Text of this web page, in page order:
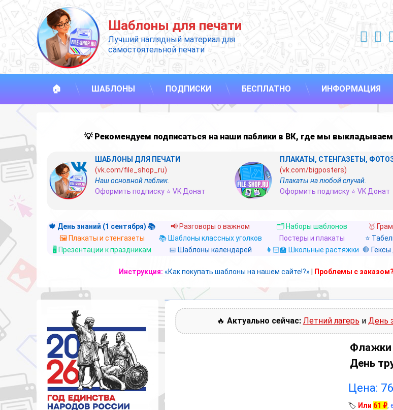
Перейти
к
содержимому
Шаблоны для печати
Лучший наглядный материал для
самостоятельной печати
🏠 ШАБЛОНЫ ПОДПИСКИ БЕСПЛАТНО ИНФОРМАЦИЯ
💡 Рекомендуем подписаться на наши паблики в ВК, где мы выкладываем
ШАБЛОНЫ ДЛЯ ПЕЧАТИ
(vk.com/file_shop_ru)
Наш основной паблик.
Оформить подписку ⭐ VK Донат
ПЛАКАТЫ, СТЕНГАЗЕТЫ,
(vk.com/bigposters)
Плакаты на любой случай.
Оформить подписку ⭐ VK Донат
🍁 День знаний (1 сентября) 📚 📢 Разговоры о важном 🗂️ Наборы шаблонов 🥇
🖼️ Плакаты и стенгазеты
📚 Шаблоны классных уголков Постеры и плакаты ⭐
🖥️ Презентации к праздникам
📅 Шаблоны календарей 👩🏻‍🏫 Школьные растяжки 🛑
Инструкция: «Как покупать шаблоны на нашем сайте!?» Проблемы с заказом?
🔥 Актуально сейчас: Летний лагерь и День
Флажки
День
Цена: 76
🏷️ Или 61 ₽,